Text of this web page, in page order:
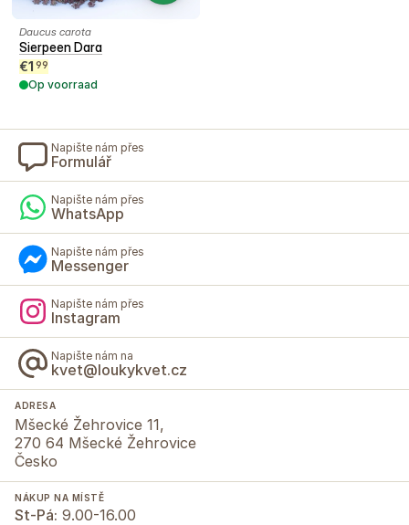
Daucus carota
Sierpeen Dara
€1 99
Op voorraad
Napište nám přes
Formulář
Napište nám přes
WhatsApp
Napište nám přes
Messenger
Napište nám přes
Instagram
Napište nám na
kvet@loukykvet.cz
ADRESA
Mšecké Žehrovice 11,
270 64 Mšecké Žehrovice
Česko
NÁKUP NA MÍSTĚ
St-Pá: 9.00-16.00